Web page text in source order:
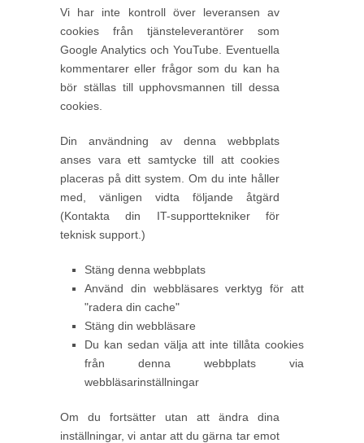
Vi har inte kontroll över leveransen av
cookies från tjänsteleverantörer som
Google Analytics och YouTube. Eventuella
kommentarer eller frågor som du kan ha
bör ställas till upphovsmannen till dessa
cookies.
Din användning av denna webbplats
anses vara ett samtycke till att cookies
placeras på ditt system. Om du inte håller
med, vänligen vidta följande åtgärd
(Kontakta din IT-supporttekniker för
teknisk support.)
Stäng denna webbplats
Använd din webbläsares verktyg för att
"radera din cache"
Stäng din webbläsare
Du kan sedan välja att inte tillåta cookies
från denna webbplats via
webbläsarinställningar
Om du fortsätter utan att ändra dina
inställningar, vi antar att du gärna tar emot